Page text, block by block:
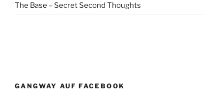
The Base – Secret Second Thoughts
GANGWAY AUF FACEBOOK